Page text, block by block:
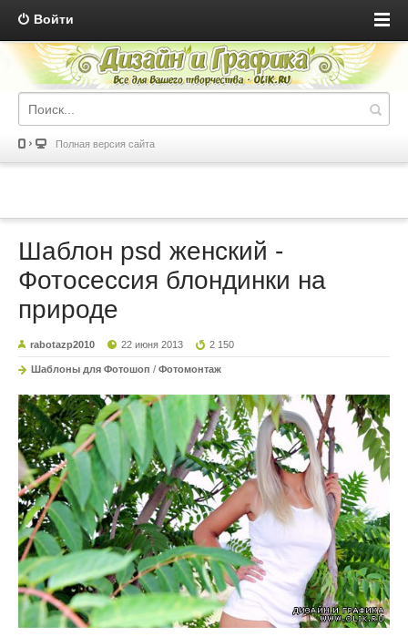
Войти
Полная версия сайта
Шаблон psd женский -
Фотосессия блондинки на
природе
rabotazp2010 22 июня 2013 2 150
Шаблоны для Фотошоп / Фотомонтаж